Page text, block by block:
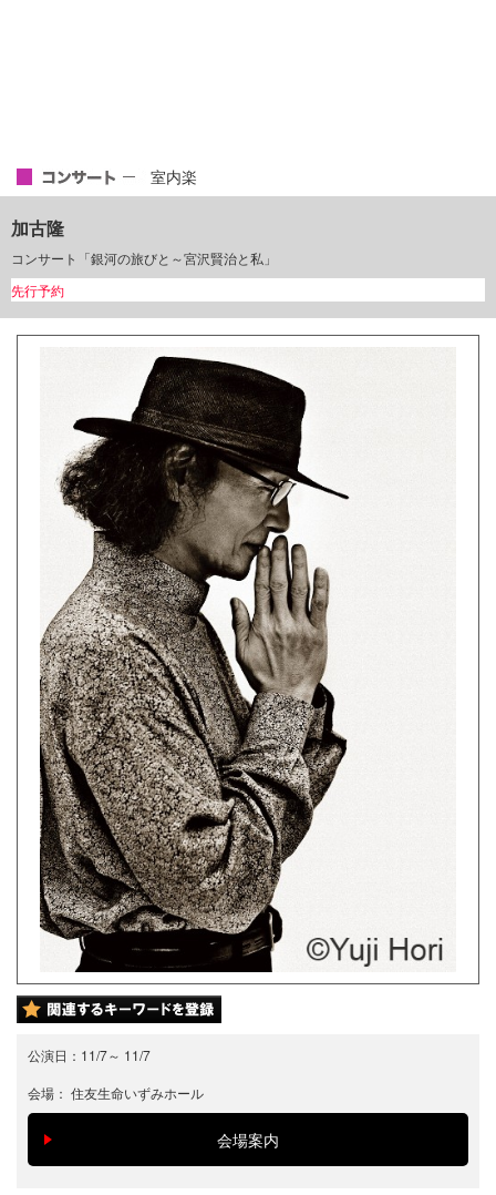
室内楽
加古隆
コンサート「銀河の旅びと～宮沢賢治と私」
先行予約
公演日： 11/7～ 11/7
会場： 住友生命いずみホール